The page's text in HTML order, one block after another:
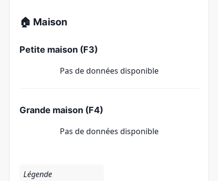
🏠 Maison
Petite maison (F3)
Pas de données disponible
Grande maison (F4)
Pas de données disponible
Légende